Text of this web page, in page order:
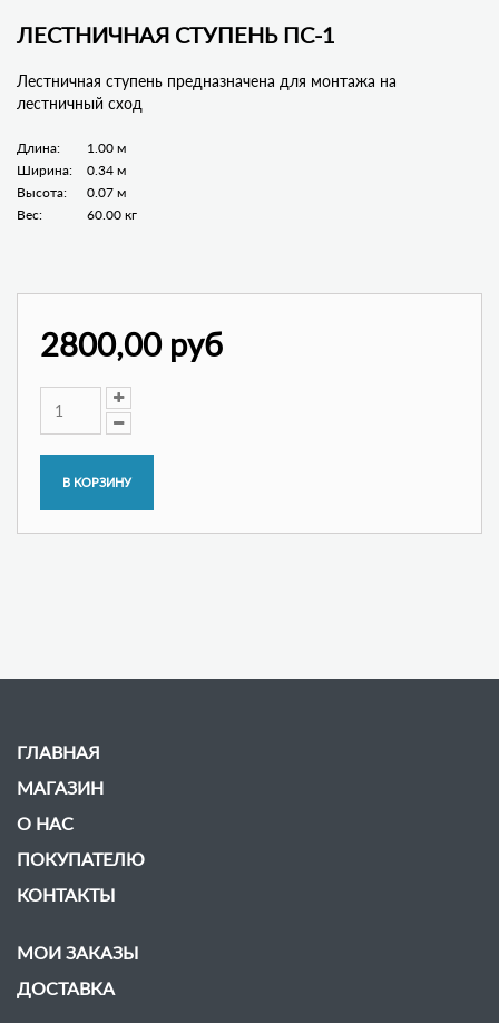
ЛЕСТНИЧНАЯ СТУПЕНЬ ПС-1
Лестничная ступень предназначена для монтажа на
лестничный сход
Длина:
1.00 м
Ширина:
0.34 м
Высота:
0.07 м
Вес:
60.00 кг
2800,00 руб
ГЛАВНАЯ
МАГАЗИН
О НАС
ПОКУПАТЕЛЮ
КОНТАКТЫ
МОИ ЗАКАЗЫ
ДОСТАВКА